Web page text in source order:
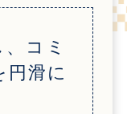
コミ
円滑に